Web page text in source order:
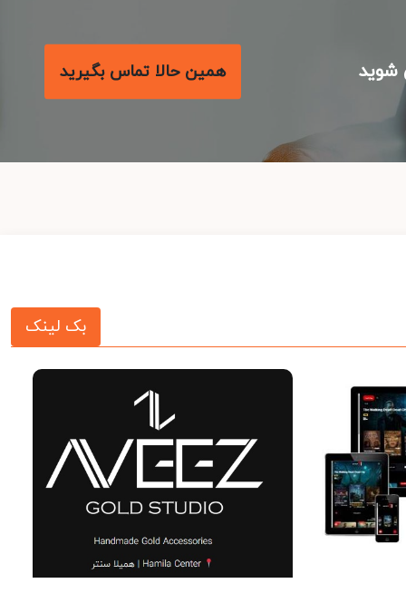
همین حالا تماس بگیرید
بک لینک